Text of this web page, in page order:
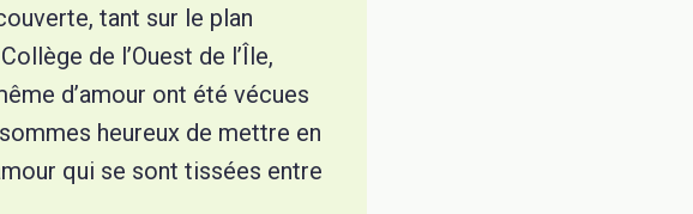
tant sur le plan
de l’Ouest de l’Île,
d’amour ont été vécues
heureux de mettre en
qui se sont tissées entre